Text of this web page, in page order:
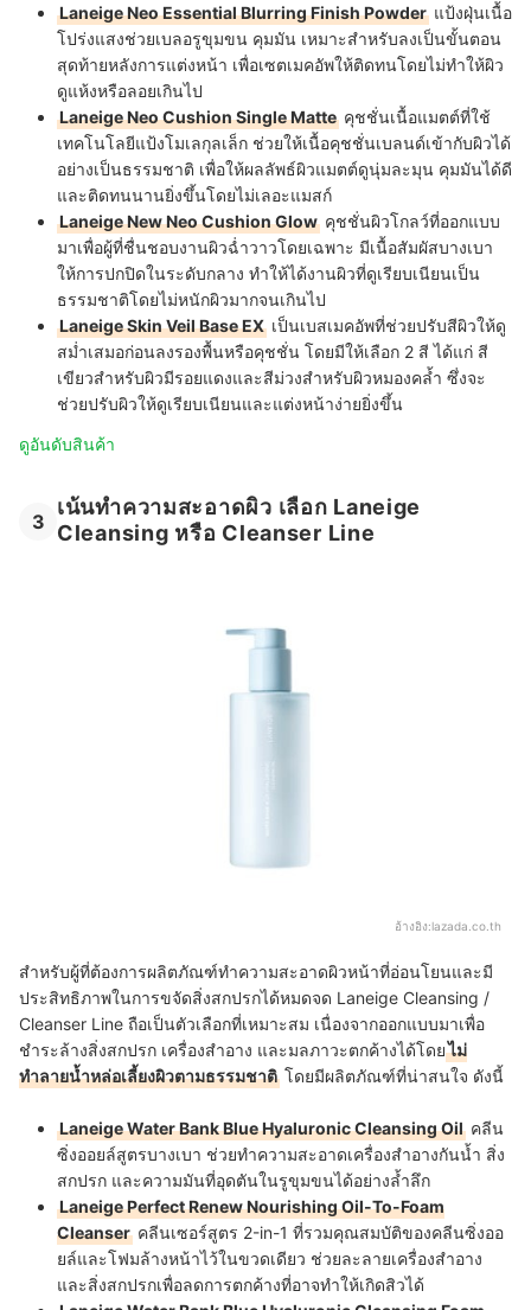
Laneige Neo Essential Blurring Finish Powder แป้งฝุ่นเนื้อ
โปร่งแสงช่วยเบลอรูขุมขน คุมมัน เหมาะสำหรับลงเป็นขั้นตอน
สุดท้ายหลังการแต่งหน้า เพื่อเซตเมคอัพให้ติดทนโดยไม่ทำให้ผิว
ดูแห้งหรือลอยเกินไป
Laneige Neo Cushion Single Matte คุชชั่นเนื้อแมตต์ที่ใช้
เทคโนโลยีแป้งโมเลกุลเล็ก ช่วยให้เนื้อคุชชั่นเบลนด์เข้ากับผิวได้
อย่างเป็นธรรมชาติ เพื่อให้ผลลัพธ์ผิวแมตต์ดูนุ่มละมุน คุมมันได้ดี
และติดทนนานยิ่งขึ้นโดยไม่เลอะแมสก์
Laneige New Neo Cushion Glow คุชชั่นผิวโกลว์ที่ออกแบบ
มาเพื่อผู้ที่ชื่นชอบงานผิวฉ่ำวาวโดยเฉพาะ มีเนื้อสัมผัสบางเบา
ให้การปกปิดในระดับกลาง ทำให้ได้งานผิวที่ดูเรียบเนียนเป็น
ธรรมชาติโดยไม่หนักผิวมากจนเกินไป
Laneige Skin Veil Base EX เป็นเบสเมคอัพที่ช่วยปรับสีผิวให้ดู
สม่ำเสมอก่อนลงรองพื้นหรือคุชชั่น โดยมีให้เลือก 2 สี ได้แก่ สี
เขียวสำหรับผิวมีรอยแดงและสีม่วงสำหรับผิวหมองคล้ำ ซึ่งจะ
ช่วยปรับผิวให้ดูเรียบเนียนและแต่งหน้าง่ายยิ่งขึ้น
ดูอันดับสินค้า
3
เน้นทำความสะอาดผิว เลือก Laneige
Cleansing หรือ Cleanser Line
อ้างอิง:lazada.co.th
สำหรับผู้ที่ต้องการผลิตภัณฑ์ทำความสะอาดผิวหน้าที่อ่อนโยนและมี
ประสิทธิภาพในการขจัดสิ่งสกปรกได้หมดจด Laneige Cleansing /
Cleanser Line ถือเป็นตัวเลือกที่เหมาะสม เนื่องจากออกแบบมาเพื่อ
ชำระล้างสิ่งสกปรก เครื่องสำอาง และมลภาวะตกค้างได้โดยไม่
ทำลายน้ำหล่อเลี้ยงผิวตามธรรมชาติ โดยมีผลิตภัณฑ์ที่น่าสนใจ ดังนี้
Laneige Water Bank Blue Hyaluronic Cleansing Oil คลีน
ซิ่งออยล์สูตรบางเบา ช่วยทำความสะอาดเครื่องสำอางกันน้ำ สิ่ง
สกปรก และความมันที่อุดตันในรูขุมขนได้อย่างล้ำลึก
Laneige Perfect Renew Nourishing Oil-To-Foam
Cleanser คลีนเซอร์สูตร 2-in-1 ที่รวมคุณสมบัติของคลีนซิ่งออ
ยล์และโฟมล้างหน้าไว้ในขวดเดียว ช่วยละลายเครื่องสำอาง
และสิ่งสกปรกเพื่อลดการตกค้างที่อาจทำให้เกิดสิวได้